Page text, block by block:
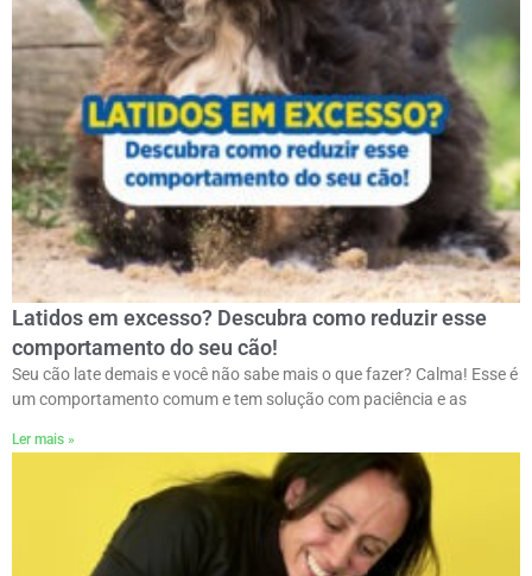
Latidos em excesso? Descubra como reduzir esse
comportamento do seu cão!
Seu cão late demais e você não sabe mais o que fazer? Calma! Esse é
um comportamento comum e tem solução com paciência e as
Ler mais »